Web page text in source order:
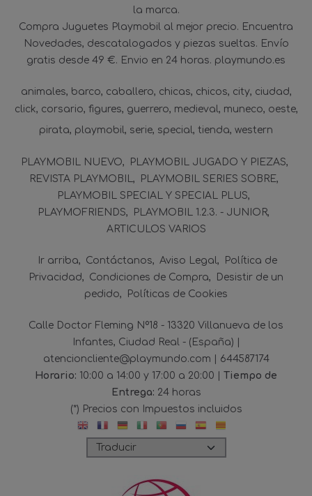
la marca.
Compra Juguetes Playmobil al mejor precio. Encuentra
Novedades, descatalogados y piezas sueltas. Envío
gratis desde 49 €. Envio en 24 horas. playmundo.es
animales barco caballero chicas chicos city ciudad
click corsario figures guerrero medieval muneco oeste
pirata playmobil serie special tienda western
PLAYMOBIL NUEVO
PLAYMOBIL JUGADO Y PIEZAS
REVISTA PLAYMOBIL
PLAYMOBIL SERIES SOBRE
PLAYMOBIL SPECIAL Y SPECIAL PLUS
PLAYMOFRIENDS
PLAYMOBIL 1.2.3. - JUNIOR
ARTICULOS VARIOS
Ir arriba Contáctanos Aviso Legal
Política de
Privacidad
Condiciones de Compra
Desistir de un
pedido
Políticas de Cookies
Calle Doctor Fleming Nº18 - 13320 Villanueva de los
Infantes, Ciudad Real - (España) |
atencioncliente@playmundo.com | 644587174
Horario: 10:00 a 14:00 y 17:00 a 20:00 | Tiempo de
Entrega: 24 horas
(*) Precios con Impuestos incluidos